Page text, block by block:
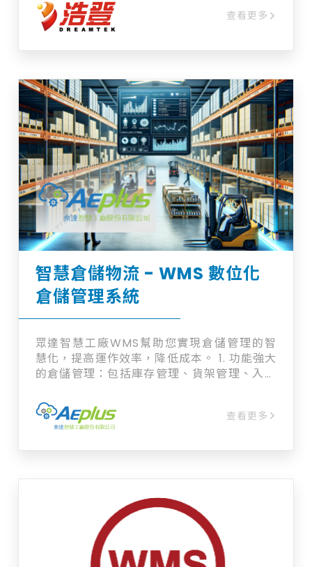
的高效追蹤庫存與物流解決方案。 浩登WMS
具有彈性擴充的系統架構,可搭配ASRS、四向
穿梭車、AGV等自動倉儲硬體，並整合PDA、
Oracle等知名品牌ERP接口，可輕鬆實現系
統整合。使用者介面預設提供繁體中文/簡體
中文/英文等多語系功能，並可依客戶需求彈
性擴充需要支援的語系。 一套系統可同時支援
多倉庫管理，包含平置倉與自動庫。完整的專
案管理流程與售後服務保障使用者持續得到優
質服務。 立即加入詢問車洽詢，了解更多！
查看更多
智慧倉儲物流 - WMS 數位化
倉儲管理系統
眾達智慧工廠WMS幫助您實現倉儲管理的智
慧化，提高運作效率，降低成本。 1. 功能強大
的倉儲管理：包括庫存管理、貨架管理、入庫
運作。 2. 訂單處理優化：自動化訂單處理流
程，提高處理速度和準確性，減少錯誤。 3.
庫存追蹤和管理：實時監控庫存狀況，幫助您
集成：與其他系統無縫集成，如ERP系統，提
高整體企業運作效率。
查看更多